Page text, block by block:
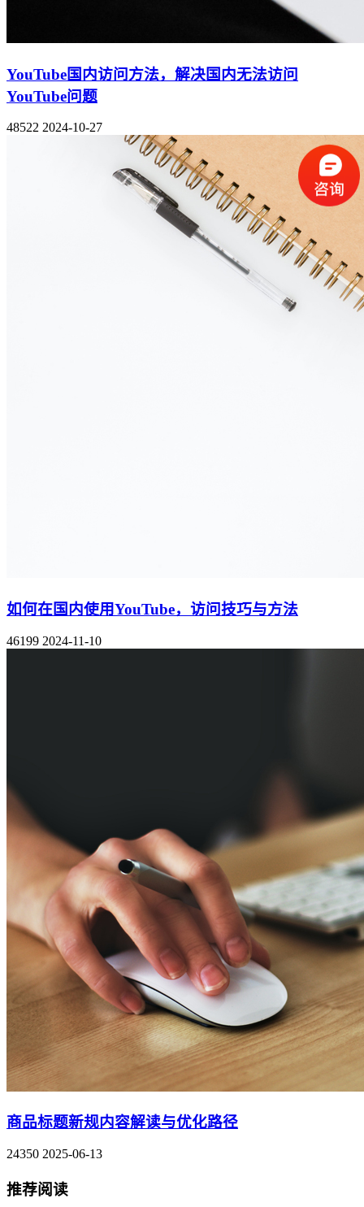
YouTube国内访问方法，解决国内无法访问
YouTube问题
48522 2024-10-27
如何在国内使用YouTube，访问技巧与方法
46199 2024-11-10
商品标题新规内容解读与优化路径
24350 2025-06-13
推荐阅读